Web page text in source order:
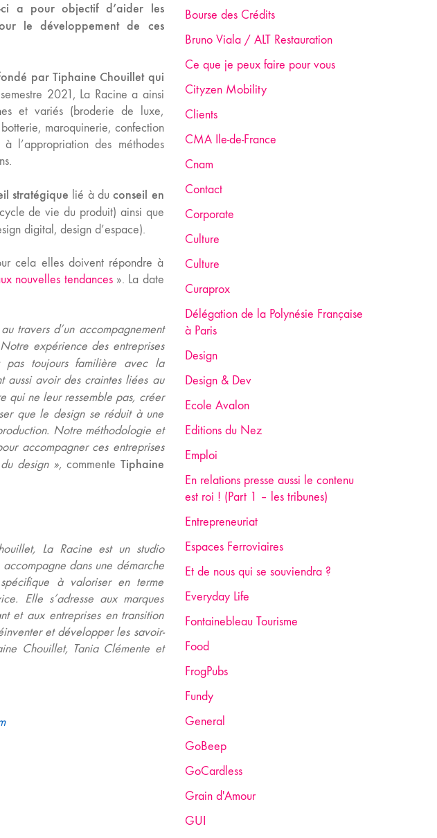
ci a pour objectif d’aider les
le développement de ces
par Tiphaine Chouillet qui
2021, La Racine a ainsi
et variés (broderie de luxe,
maroquinerie, confection
l’appropriation des méthodes
stratégique lié à duconseil en
de vie du produit) ainsi que
digital, design d’espace).
cela elles doivent répondre à
nouvelles tendances». La date
travers d’un accompagnement
expérience des entreprises
pas toujours familière avec la
aussi avoir des craintes liées au
qui ne leur ressemble pas, créer
que le design se réduit à une
Notre méthodologie et
accompagner ces entreprises
design », commente Tiphaine
La Racine est un studio
dans une démarche
à valoriser en terme
Elle s’adresse aux marques
et aux entreprises en transition
et développer les savoir-
Chouillet, Tania Clémente et
Bourse des Crédits
Bruno Viala / ALT Restauration
Ce que je peux faire pour vous
Cityzen Mobility
Clients
CMA Ile-de-France
Cnam
Contact
Corporate
Culture
Culture
Curaprox
Délégation de la Polynésie Française
à Paris
Design
Design & Dev
Ecole Avalon
Editions du Nez
Emploi
En relations presse aussi le contenu
est roi ! (Part 1 – les tribunes)
Entrepreneuriat
Espaces Ferroviaires
Et de nous qui se souviendra ?
Everyday Life
Fontainebleau Tourisme
Food
FrogPubs
Fundy
General
GoBeep
GoCardless
Grain d'Amour
GUI